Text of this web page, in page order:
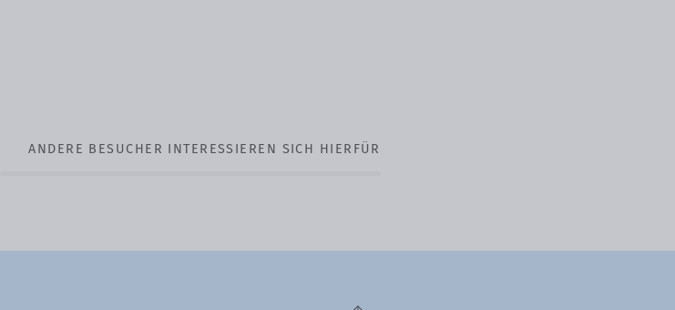
ANDERE BESUCHER INTERESSIEREN SICH HIERFÜR